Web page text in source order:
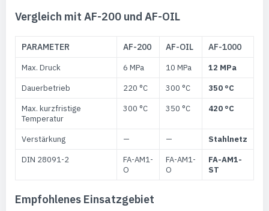
Vergleich mit AF-200 und AF-OIL
PARAMETER AF-200 AF-OIL AF-1000
Max. Druck 6 MPa 10 MPa
12 MPa
Dauerbetrieb
220 °C 300 °C
350 °C
Max. kurzfristige
Temperatur
300 °C 350 °C 420 °C
Verstärkung — —
Stahlnetz
DIN 28091-2
FA-AM1-
O
FA-AM1-
O
FA-AM1-
ST
Empfohlenes Einsatzgebiet